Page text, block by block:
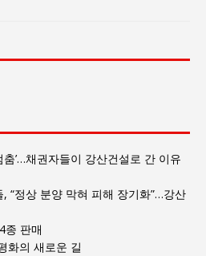
’…채권자들이 강산건설로 간 이유
“정상 분양 막혀 피해 장기화”…강산
종 판매
화의 새로운 길